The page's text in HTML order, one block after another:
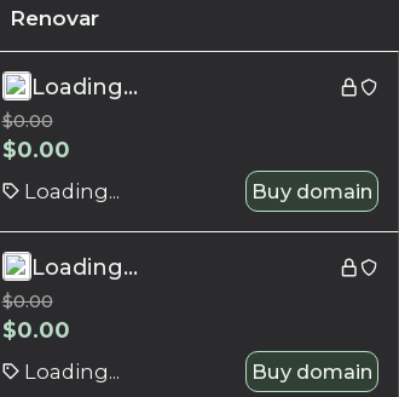
Renovar
Loading...
$0.00
$0.00
Loading... Buy domain
Loading...
$0.00
$0.00
Loading... Buy domain